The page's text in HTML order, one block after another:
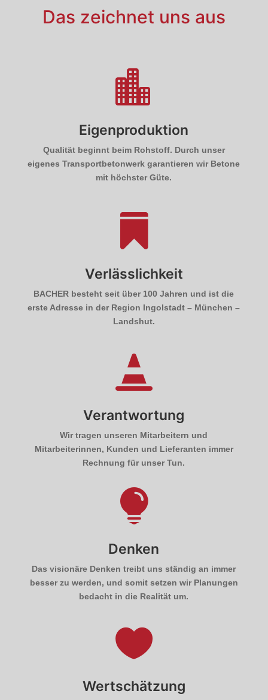
Das zeichnet uns aus

Eigenproduktion
Qualität beginnt beim Rohstoff. Durch unser
eigenes Transport­betonwerk garantieren wir Betone
mit höchster Güte.

Verlässlichkeit
BACHER besteht seit über 100 Jahren und ist die
erste Adresse in der Region Ingolstadt – München –
Landshut.

Verantwortung
Wir tragen unseren Mitarbeitern und
Mitarbeiterinnen, Kunden und Lieferanten immer
Rechnung für unser Tun.

Denken
Das visionäre Denken treibt uns ständig an immer
besser zu werden, und somit setzen wir Planungen
bedacht in die Realität um.

Wertschätzung